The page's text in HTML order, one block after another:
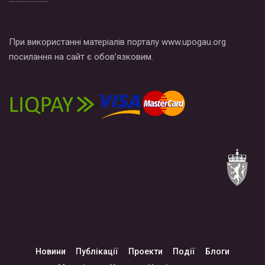
При використанні матеріалів порталу www.upogau.org
посилання на сайт є обов’язковим.
Новини Публікації Проекти Події
Блоги